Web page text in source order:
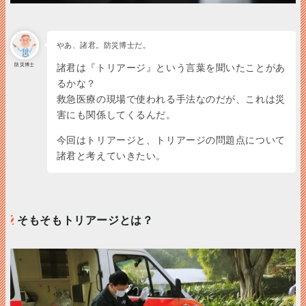
防災博士
やあ、諸君。防災博士だ。
諸君は『トリアージ』という言葉を聞いたことがあ
るかな？
救急医療の現場で使われる手法なのだが、これは災
害にも関係してくるんだ。
今回はトリアージと、トリアージの問題点について
諸君と考えていきたい。
そもそもトリアージとは？